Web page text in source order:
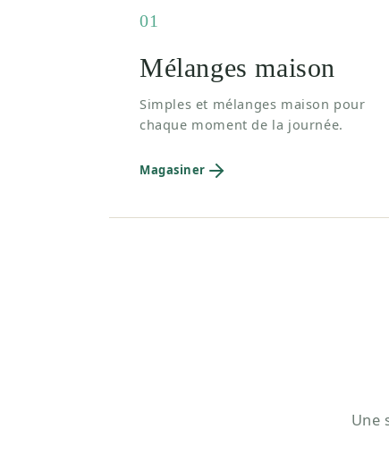
01
Mélanges maison
Simples et mélanges maison pour
chaque moment de la journée.
Magasiner
Une